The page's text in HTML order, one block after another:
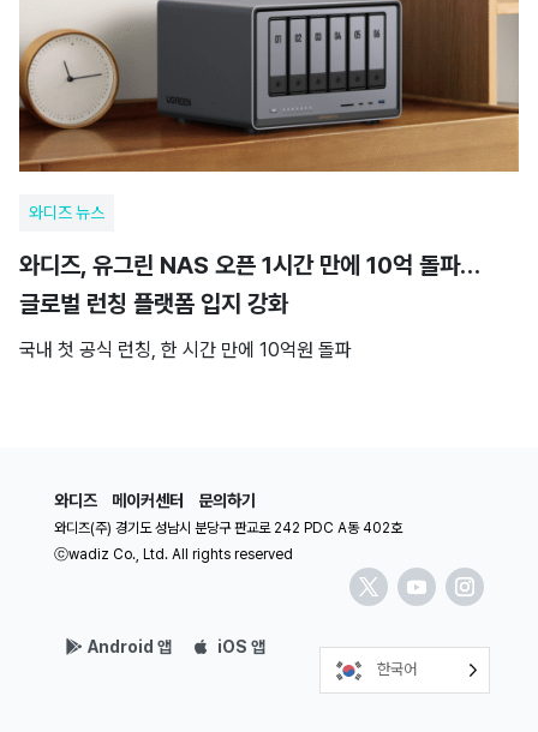
와디즈 뉴스
와디즈, 유그린 NAS 오픈 1시간 만에 10억 돌파…
글로벌 런칭 플랫폼 입지 강화
국내 첫 공식 런칭, 한 시간 만에 10억원 돌파
와디즈 메이커센터 문의하기
와디즈(주) 경기도 성남시 분당구 판교로 242 PDC A동 402호
ⓒwadiz Co., Ltd. All rights reserved
Android 앱 iOS 앱
한국어